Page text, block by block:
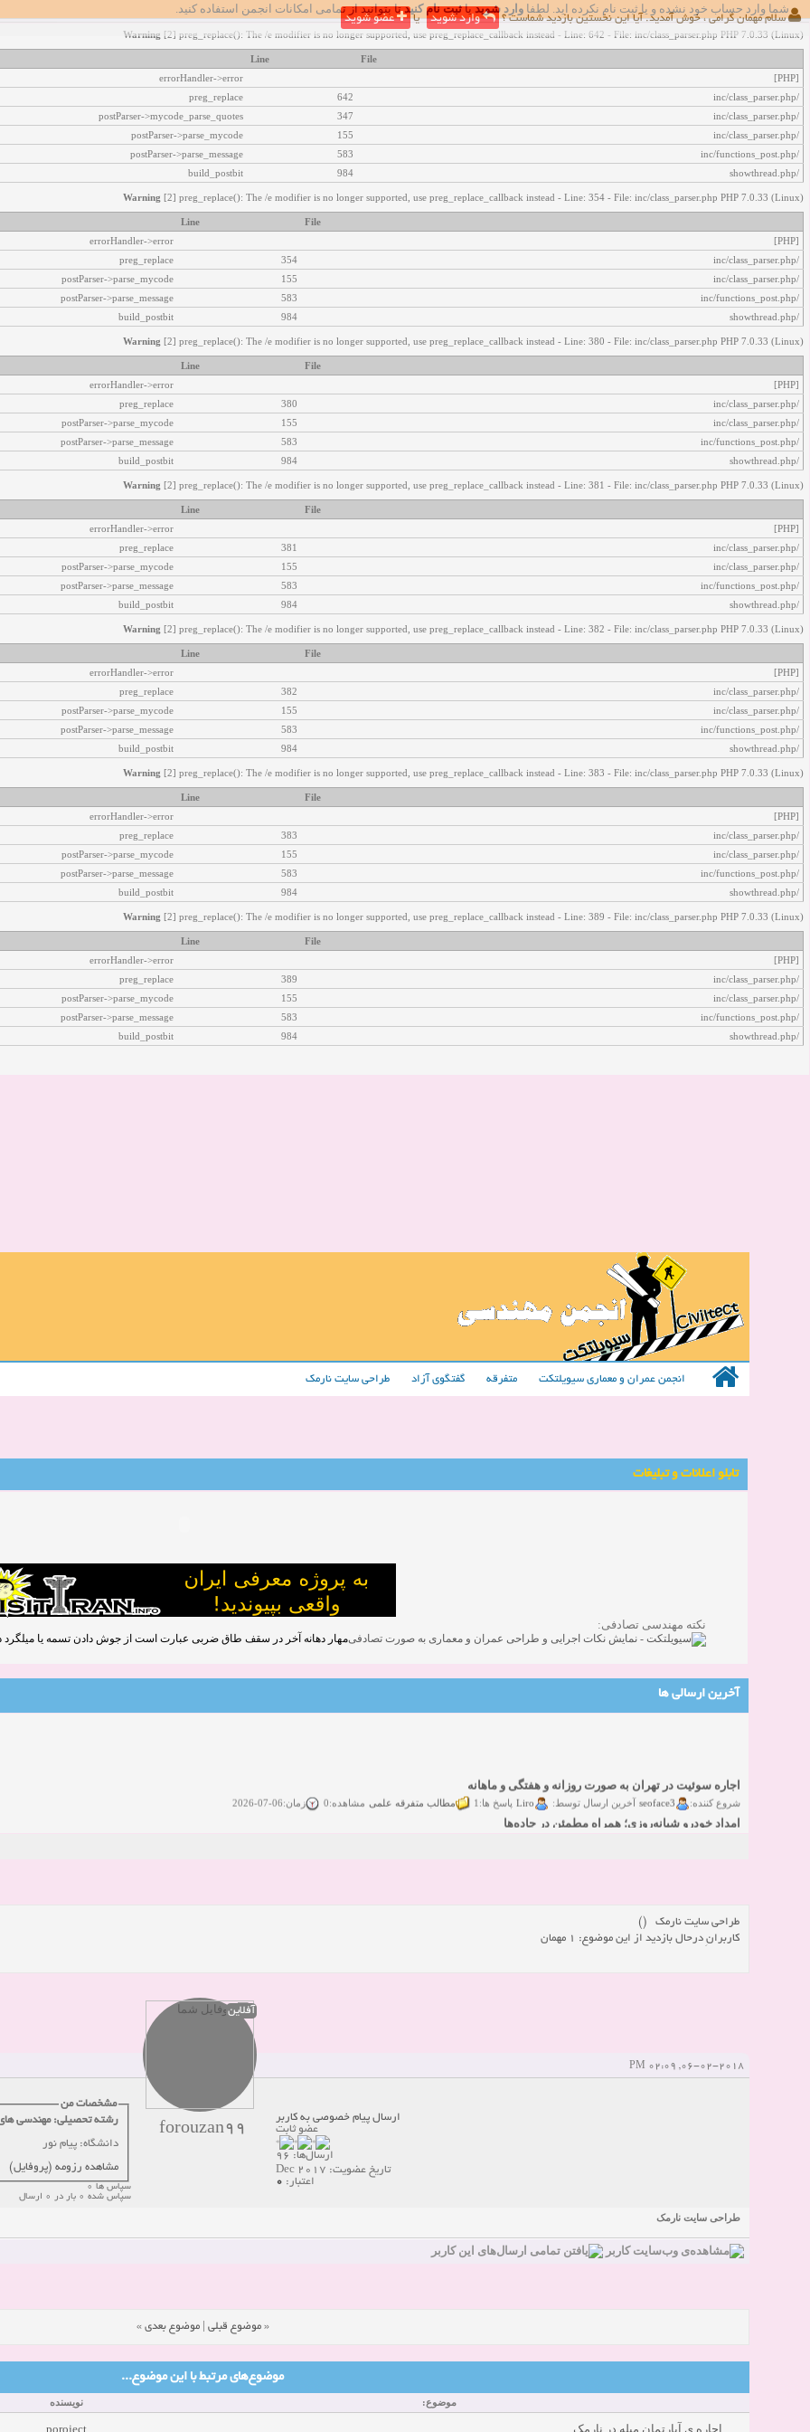
شما وارد حساب خود نشده و یا ثبت نام نکرده اید. لطفا وارد شویدیاثبت نام کنیدتا بتوانید از تمامی امکانات انجمن استفاده کنید. اخطار‌های زیر رخ داد:
Warning [2] preg_replace(): The /e modifier is no longer supported, use preg_replace_callback instead - Line: 642 - File: inc/class_parser.php PHP 7.0.33 (Linux)
File
Line
[PHP]
errorHandler->error
/inc/class_parser.php
642
preg_replace
/inc/class_parser.php
347
postParser->mycode_parse_quotes
/inc/class_parser.php
155
postParser->parse_mycode
/inc/functions_post.php
583
postParser->parse_message
/showthread.php
984
build_postbit
Warning [2] preg_replace(): The /e modifier is no longer supported, use preg_replace_callback instead - Line: 354 - File: inc/class_parser.php PHP 7.0.33 (Linux)
File
Line
[PHP]
errorHandler->error
/inc/class_parser.php
354
preg_replace
/inc/class_parser.php
155
postParser->parse_mycode
/inc/functions_post.php
583
postParser->parse_message
/showthread.php
984
build_postbit
Warning [2] preg_replace(): The /e modifier is no longer supported, use preg_replace_callback instead - Line: 380 - File: inc/class_parser.php PHP 7.0.33 (Linux)
File
Line
[PHP]
errorHandler->error
/inc/class_parser.php
380
preg_replace
/inc/class_parser.php
155
postParser->parse_mycode
/inc/functions_post.php
583
postParser->parse_message
/showthread.php
984
build_postbit
Warning [2] preg_replace(): The /e modifier is no longer supported, use preg_replace_callback instead - Line: 381 - File: inc/class_parser.php PHP 7.0.33 (Linux)
File
Line
[PHP]
errorHandler->error
/inc/class_parser.php
381
preg_replace
/inc/class_parser.php
155
postParser->parse_mycode
/inc/functions_post.php
583
postParser->parse_message
/showthread.php
984
build_postbit
Warning [2] preg_replace(): The /e modifier is no longer supported, use preg_replace_callback instead - Line: 382 - File: inc/class_parser.php PHP 7.0.33 (Linux)
File
Line
[PHP]
errorHandler->error
/inc/class_parser.php
382
preg_replace
/inc/class_parser.php
155
postParser->parse_mycode
/inc/functions_post.php
583
postParser->parse_message
/showthread.php
984
build_postbit
Warning [2] preg_replace(): The /e modifier is no longer supported, use preg_replace_callback instead - Line: 383 - File: inc/class_parser.php PHP 7.0.33 (Linux)
File
Line
[PHP]
errorHandler->error
/inc/class_parser.php
383
preg_replace
/inc/class_parser.php
155
postParser->parse_mycode
/inc/functions_post.php
583
postParser->parse_message
/showthread.php
984
build_postbit
Warning [2] preg_replace(): The /e modifier is no longer supported, use preg_replace_callback instead - Line: 389 - File: inc/class_parser.php PHP 7.0.33 (Linux)
File
Line
[PHP]
errorHandler->error
/inc/class_parser.php
389
preg_replace
/inc/class_parser.php
155
postParser->parse_mycode
/inc/functions_post.php
583
postParser->parse_message
/showthread.php
984
build_postbit
انجمن عمران و معماری سیویلتکت متفرقه گفتگوی آزاد طراحی سایت نارمک
سلام مهمان گرامی ، خوش آمدید. آیا این نخستین بازدید شماست ؟ وارد شوید یا عضو شوید
تابلو اعلانات و تبلیغات
نکته مهندسی تصادفی:
مهار دهانه آخر در سقف طاق ضربی عبارت است از جوش دادن تسمه یا میلگرد در فواصل کمتر از 2 متر بین دو
آخرین ارسالی ها
اجاره سوئیت در تهران به صورت روزانه و هفتگی و ماهانه
آخرین ارسال توسط: پاسخ ها:1 مطالب متفرقه علمی مشاهده:0
امداد خودرو شبانه‌روزی؛ همراه مطمئن در جاده‌ها
انواع پمپ و الکتروموتور
شروع کننده: آخرین ارسال توسط:
شروع کننده: elmi.alireza70 زمان:10-21-2024
دعوت به همکاری مشاهده:0
طراحی سایت نارمک ()
کاربرانِ درحال بازدید از این موضوع: 1 مهمان
06-02-2018, 02:09 PM
آفلاین
forouzan99
ارسال پیام خصوصی به کاربر
عضو ثابت
ارسال‌ها: 96
تاریخ عضویت: Dec 2017
اعتبار: 0
مشخصات من
رشته تحصیلی: مهندسی
دانشگاه: پیام نور
مشاهده رزومه (پروفایل)
سپاس ها 0
سپاس شده 0 بار در 0 ارسال
طراحی سایت نارمک
«موضوع قبلی |موضوع بعدی »
موضوع‌های مرتبط با این موضوع...
موضوع: نویسنده
اجاره ی آپارتمان مبله در نارمک poroject